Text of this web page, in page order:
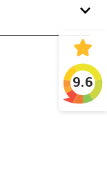
9.6